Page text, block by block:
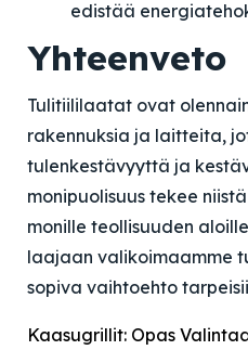
edistää
Yhteenveto
Tulitiililaatat ovat
rakennuksia ja laitteita,
tulenkestävyyttä ja
monipuolisuus tekee
monille teollisuuden
laajaan valikoimaamme
sopiva vaihtoehto
Kaasugrillit: Opas